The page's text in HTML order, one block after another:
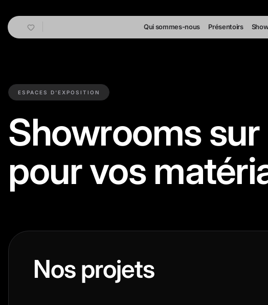
Qui sommes-nous Présentoirs
ESPACES D'EXPOSITION
Showrooms
pour vos
Nos projets